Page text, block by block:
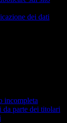
dei dati
incompleta
da parte dei titolari